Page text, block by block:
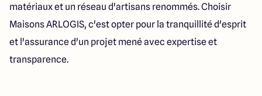
matériaux et un réseau d'artisans renommés. Choisir
Maisons ARLOGIS, c'est opter pour la tranquillité d'esprit
et l'assurance d'un projet mené avec expertise et
transparence.